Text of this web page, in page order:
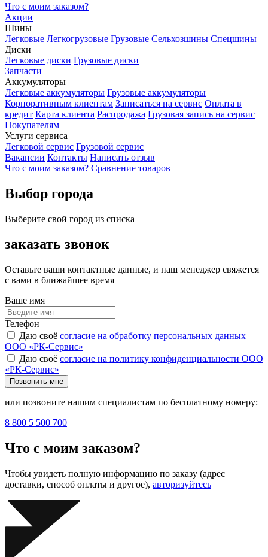
Что с моим заказом?
Акции
Шины
Легковые Легкогрузовые Грузовые Сельхозшины Спецшины
Диски
Легковые диски Грузовые диски
Запчасти
Аккумуляторы
Легковые аккумуляторы Грузовые аккумуляторы
Корпоративным клиентам Записаться на сервис Оплата в
кредит Карта клиента Распродажа Грузовая запись на сервис
Покупателям
Услуги сервиса
Легковой сервис Грузовой сервис
Вакансии Контакты Написать отзыв
Что с моим заказом? Сравнение товаров
Выбор города
Выберите свой город из списка
заказать звонок
Оставьте ваши контактные данные, и наш менеджер свяжется
с вами в ближайшее время
Ваше имя
Телефон
Даю своё согласие на обработку персональных данных
ООО «РК-Сервис»
Даю своё согласие на политику конфиденциальности ООО
«РК-Сервис»
Позвонить мне
или позвоните нашим специалистам по бесплатному номеру:
8 800 5 500 700
Что с моим заказом?
Чтобы увидеть полную информацию по заказу (адрес
доставки, способ оплаты и другое), авторизуйтесь